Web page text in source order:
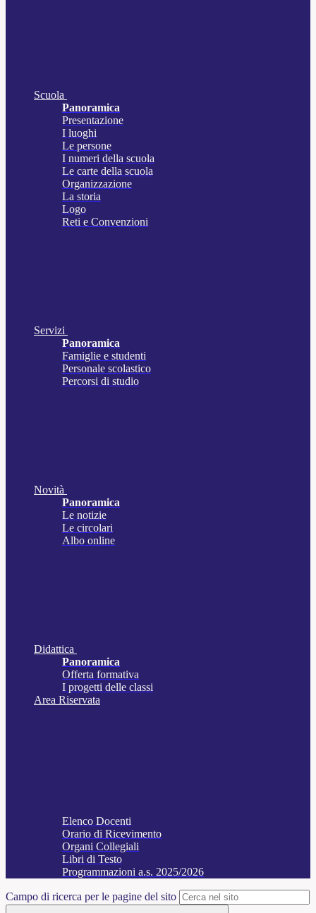
Scuola
Panoramica
Presentazione
I luoghi
Le persone
I numeri della scuola
Le carte della scuola
Organizzazione
La storia
Logo
Reti e Convenzioni
Servizi
Panoramica
Famiglie e studenti
Personale scolastico
Percorsi di studio
Novità
Panoramica
Le notizie
Le circolari
Albo online
Didattica
Panoramica
Offerta formativa
I progetti delle classi
Area Riservata
Elenco Docenti
Orario di Ricevimento
Organi Collegiali
Libri di Testo
Programmazioni a.s. 2025/2026
Campo di ricerca per le pagine del sito